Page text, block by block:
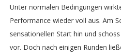
Unter normalen Bedingungen
Performance wieder voll aus. Am
sensationellen Start hin und
vor. Doch nach einigen Runden